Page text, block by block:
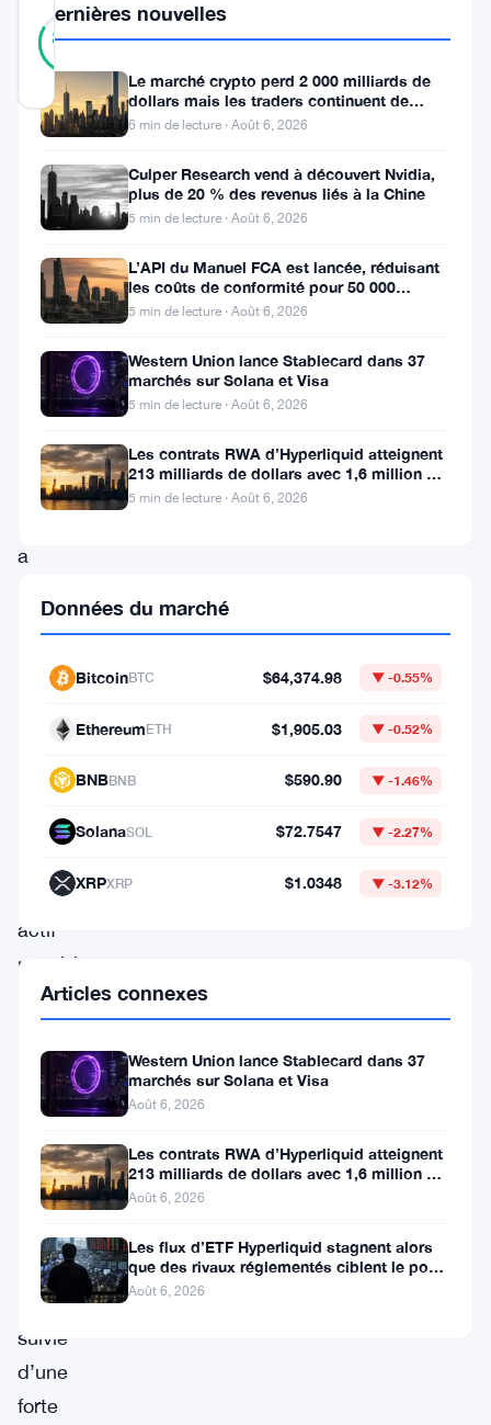
83%
Vérifié
47
votes
Mis à jour 3 ans il y a
une
tournure
des
événements,
marché
crypto-
a
envoyé
frénésie
alors
que
actif
numérique
relativement
connu
augmentation
extraordinaire
valeur,
suivie
d’une
forte
Dernières nouvelles
Le marché crypto perd 2 000 milliards de
dollars mais les traders continuent de
miser sur l’effet de levier
6 min de lecture · Août 6, 2026
Culper Research vend à découvert Nvidia,
plus de 20 % des revenus liés à la Chine
5 min de lecture · Août 6, 2026
L’API du Manuel FCA est lancée, réduisant
les coûts de conformité pour 50 000
entreprises britanniques
5 min de lecture · Août 6, 2026
Western Union lance Stablecard dans 37
marchés sur Solana et Visa
5 min de lecture · Août 6, 2026
Les contrats RWA d’Hyperliquid atteignent
213 milliards de dollars avec 1,6 million de
détenteurs
5 min de lecture · Août 6, 2026
Données du marché
BitcoinBTC $64,374.98 ▼ -0.55%
EthereumETH $1,905.03 ▼ -0.52%
BNBBNB $590.90 ▼ -1.46%
SolanaSOL $72.7547 ▼ -2.27%
XRPXRP $1.0348 ▼ -3.12%
Articles connexes
Western Union lance Stablecard dans 37
marchés sur Solana et Visa
Août 6, 2026
Les contrats RWA d’Hyperliquid atteignent
213 milliards de dollars avec 1,6 million de
détenteurs
Août 6, 2026
Les flux d’ETF Hyperliquid stagnent alors
que des rivaux réglementés ciblent le pool
de trading DeFi de 2 à 3
Août 6, 2026